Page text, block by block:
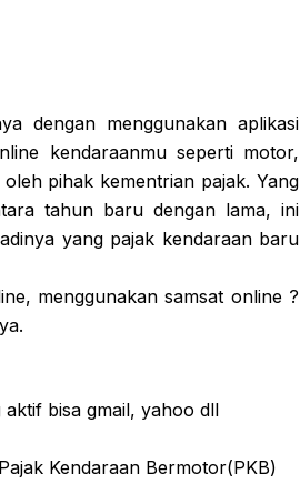
dengan menggunakan aplikasi
kendaraanmu seperti motor,
pihak kementrian pajak. Yang
tahun baru dengan lama, ini
yang pajak kendaraan baru
menggunakan samsat online ?
aktif bisa gmail, yahoo dll
Kendaraan Bermotor(PKB)